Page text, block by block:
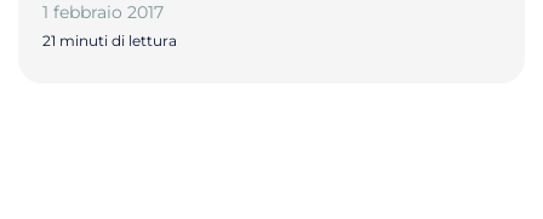
1 febbraio 2017
21 minuti di lettura